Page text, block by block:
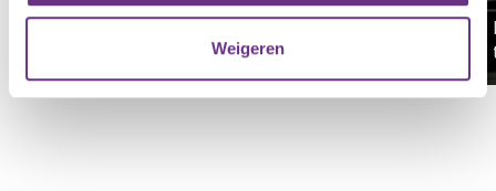
verzameld op basis van uw gebruik van hun services.
U kunt uw toestemming op elk moment wijzigen of
Weigeren
In de afgelopen week kon je stemmen over